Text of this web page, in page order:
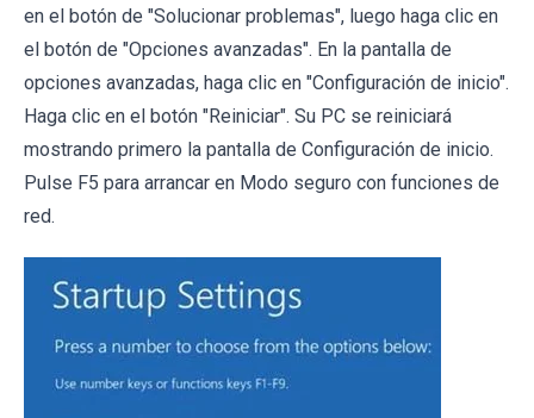
en el botón de "Solucionar problemas", luego haga clic en
el botón de "Opciones avanzadas". En la pantalla de
opciones avanzadas, haga clic en "Configuración de inicio".
Haga clic en el botón "Reiniciar". Su PC se reiniciará
mostrando primero la pantalla de Configuración de inicio.
Pulse F5 para arrancar en Modo seguro con funciones de
red.